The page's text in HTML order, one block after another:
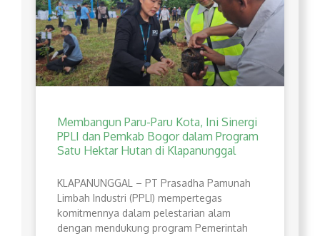
Membangun Paru-Paru Kota, Ini Sinergi
PPLI dan Pemkab Bogor dalam Program
Satu Hektar Hutan di Klapanunggal
​KLAPANUNGGAL – PT Prasadha Pamunah
Limbah Industri (PPLI) mempertegas
komitmennya dalam pelestarian alam
dengan mendukung program Pemerintah